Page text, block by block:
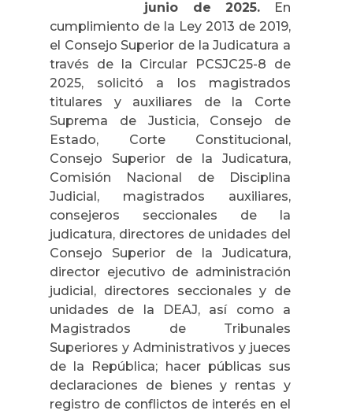
junio de 2025. En
cumplimiento de la Ley 2013 de 2019,
el Consejo Superior de la Judicatura a
través de la Circular PCSJC25-8 de
2025, solicitó a los magistrados
titulares y auxiliares de la Corte
Suprema de Justicia, Consejo de
Estado, Corte Constitucional,
Consejo Superior de la Judicatura,
Comisión Nacional de Disciplina
Judicial, magistrados auxiliares,
consejeros seccionales de la
judicatura, directores de unidades del
Consejo Superior de la Judicatura,
director ejecutivo de administración
judicial, directores seccionales y de
unidades de la DEAJ, así como a
Magistrados de Tribunales
Superiores y Administrativos y jueces
de la República; hacer públicas sus
declaraciones de bienes y rentas y
registro de conflictos de interés en el